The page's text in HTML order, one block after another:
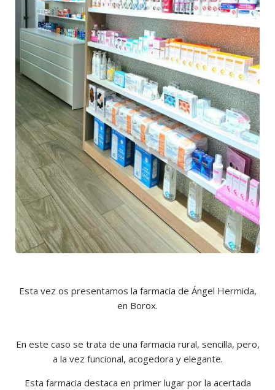
Ángel
Esta vez os presentamos la farmacia de Ángel Hermida,
en Borox.
En este caso se trata de una farmacia rural, sencilla, pero,
a la vez funcional, acogedora y elegante.
Esta farmacia destaca en primer lugar por la acertada